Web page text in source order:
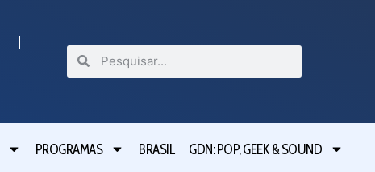
PROGRAMAS BRASIL GDN: POP, GEEK & SOUND